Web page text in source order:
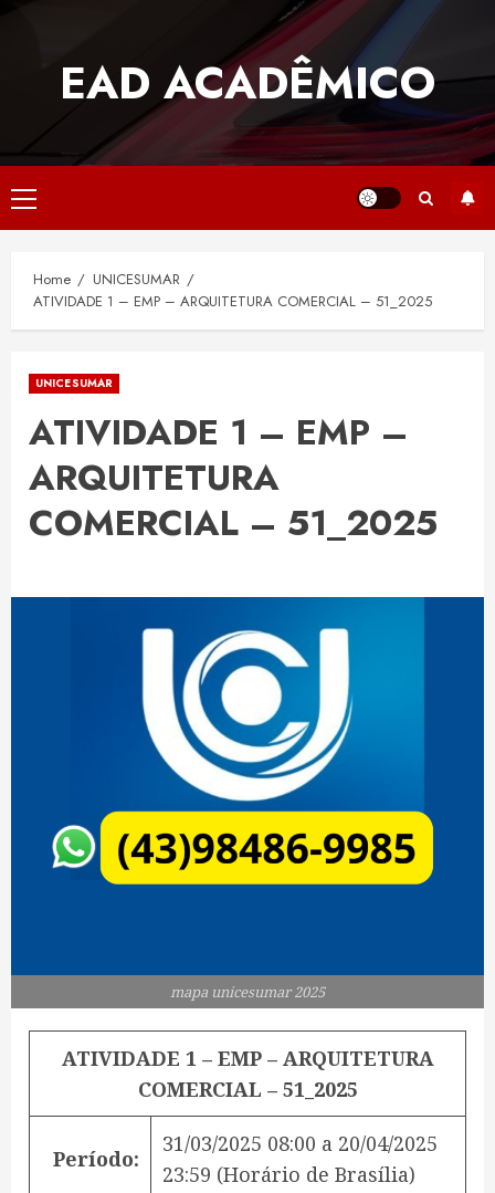
EAD ACADÊMICO
Primary
Menu
Home
UNICESUMAR
ATIVIDADE 1 – EMP – ARQUITETURA COMERCIAL – 51_2025
UNICESUMAR
ATIVIDADE 1 – EMP –
ARQUITETURA
COMERCIAL – 51_2025
mapa unicesumar 2025
ATIVIDADE 1 – EMP – ARQUITETURA
COMERCIAL – 51_2025
Período:
31/03/2025 08:00 a 20/04/2025
23:59 (Horário de Brasília)